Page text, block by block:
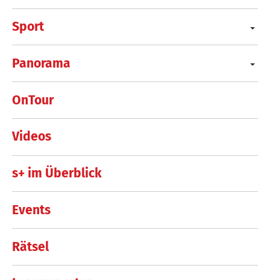
Sport
Panorama
OnTour
Videos
s+ im Überblick
Events
Rätsel